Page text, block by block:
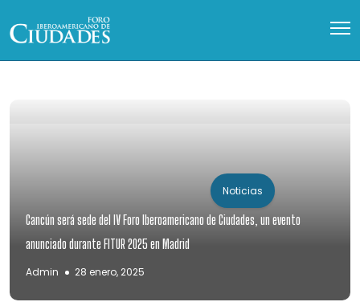
Noticias
Cancún será sede del IV Foro Iberoamericano de Ciudades, un evento
anunciado durante FITUR 2025 en Madrid
Admin 28 enero, 2025